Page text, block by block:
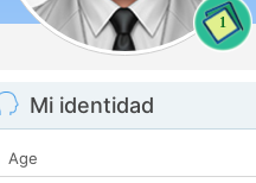
1
Mi identidad
Age